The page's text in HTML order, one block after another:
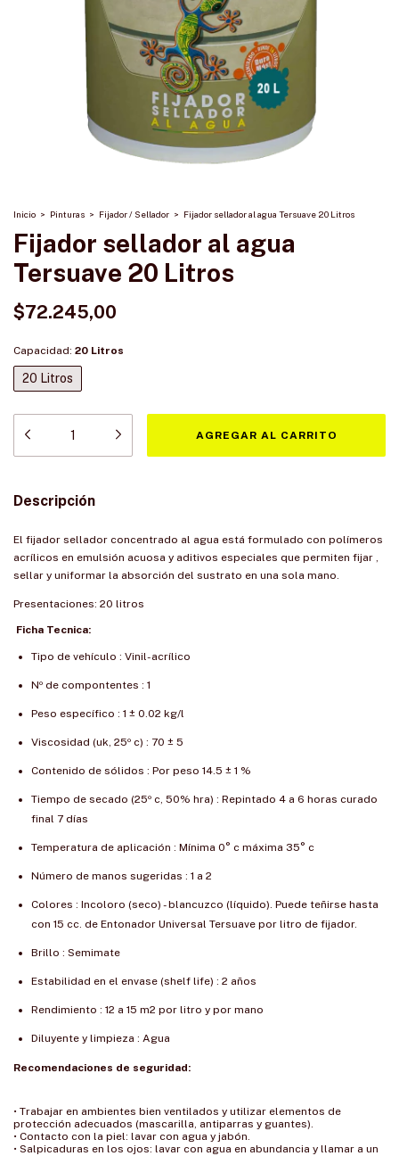
Inicio > Pinturas > Fijador / Sellador > Fijador sellador al agua Tersuave 20 Litros
Fijador sellador al agua
Tersuave 20 Litros
$72.245,00
Capacidad: 20 Litros
20 Litros
Descripción
El fijador sellador concentrado al agua está formulado con polímeros
acrílicos en emulsión acuosa y aditivos especiales que permiten fijar ,
sellar y uniformar la absorción del sustrato en una sola mano.
Presentaciones: 20 litros
Ficha Tecnica:
Tipo de vehículo : Vinil-acrílico
Nº de compontentes : 1
Peso específico : 1 ± 0.02 kg/l
Viscosidad (uk, 25º c) : 70 ± 5
Contenido de sólidos : Por peso 14.5 ± 1 %
Tiempo de secado (25º c, 50% hra) : Repintado 4 a 6 horas curado
final 7 días
Temperatura de aplicación : Mínima 0° c máxima 35° c
Número de manos sugeridas : 1 a 2
Colores : Incoloro (seco) - blancuzco (líquido). Puede teñirse hasta
con 15 cc. de Entonador Universal Tersuave por litro de fijador.
Brillo : Semimate
Estabilidad en el envase (shelf life) : 2 años
Rendimiento : 12 a 15 m2 por litro y por mano
Diluyente y limpieza : Agua
Recomendaciones de seguridad:
• Trabajar en ambientes bien ventilados y utilizar elementos de
protección adecuados (mascarilla, antiparras y guantes).
• Contacto con la piel: lavar con agua y jabón.
• Salpicaduras en los ojos: lavar con agua en abundancia y llamar a un